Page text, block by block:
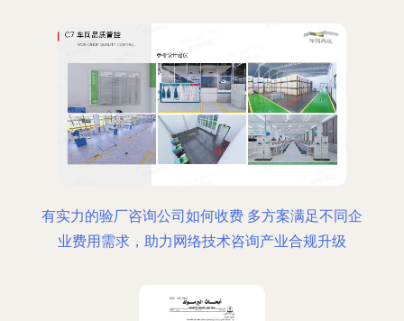
有实力的验厂咨询公司如何收费 多方案满足不同企
业费用需求，助力网络技术咨询产业合规升级